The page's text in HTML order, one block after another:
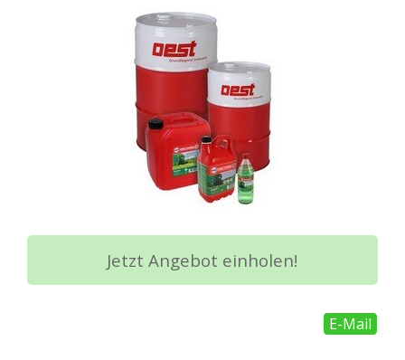
Jetzt Angebot einholen!
E-Mail